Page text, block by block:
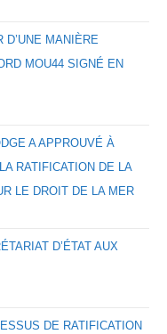
D’UNE MANIÈRE
MOU44 SIGNÉ EN
A APPROUVÉ À
RATIFICATION DE LA
LE DROIT DE LA MER
D’ÉTAT AUX
DE RATIFICATION